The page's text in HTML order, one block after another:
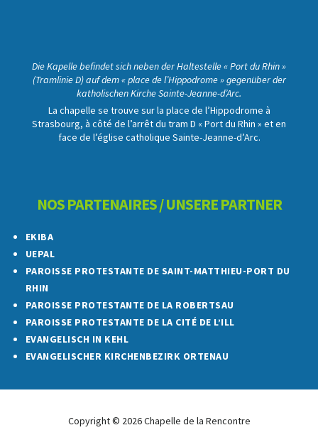
Die Kapelle befindet sich neben der Haltestelle « Port du Rhin »
(Tramlinie D) auf dem « place de l’Hippodrome » gegenüber der
katholischen Kirche Sainte-Jeanne-d’Arc.
La chapelle se trouve sur la place de l’Hippodrome à
Strasbourg, à côté de l’arrêt du tram D « Port du Rhin » et en
face de l’église catholique Sainte-Jeanne-d’Arc.
NOS PARTENAIRES / UNSERE PARTNER
EKIBA
UEPAL
PAROISSE PROTESTANTE DE SAINT-MATTHIEU-PORT DU
RHIN
PAROISSE PROTESTANTE DE LA ROBERTSAU
PAROISSE PROTESTANTE DE LA CITÉ DE L’ILL
EVANGELISCH IN KEHL
EVANGELISCHER KIRCHENBEZIRK ORTENAU
Copyright © 2026 Chapelle de la Rencontre